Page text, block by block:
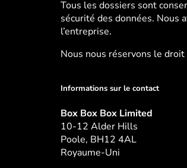
Tous les dossiers sont
sécurité des données. Nous
l’entreprise.
Nous nous réservons le
Informations sur le contact
Box Box Box Limited
10-12 Alder Hills
Poole, BH12 4AL
Royaume-Uni